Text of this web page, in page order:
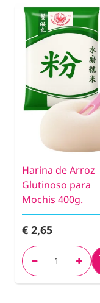
Harina de Arroz
Glutinoso para
Mochis 400g.
€ 2,65